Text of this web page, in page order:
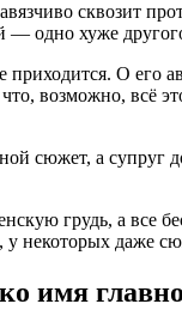
сквозит
— одно хуже
О его
возможно,
сюжет, а
грудь, а все
у некоторых даже
имя